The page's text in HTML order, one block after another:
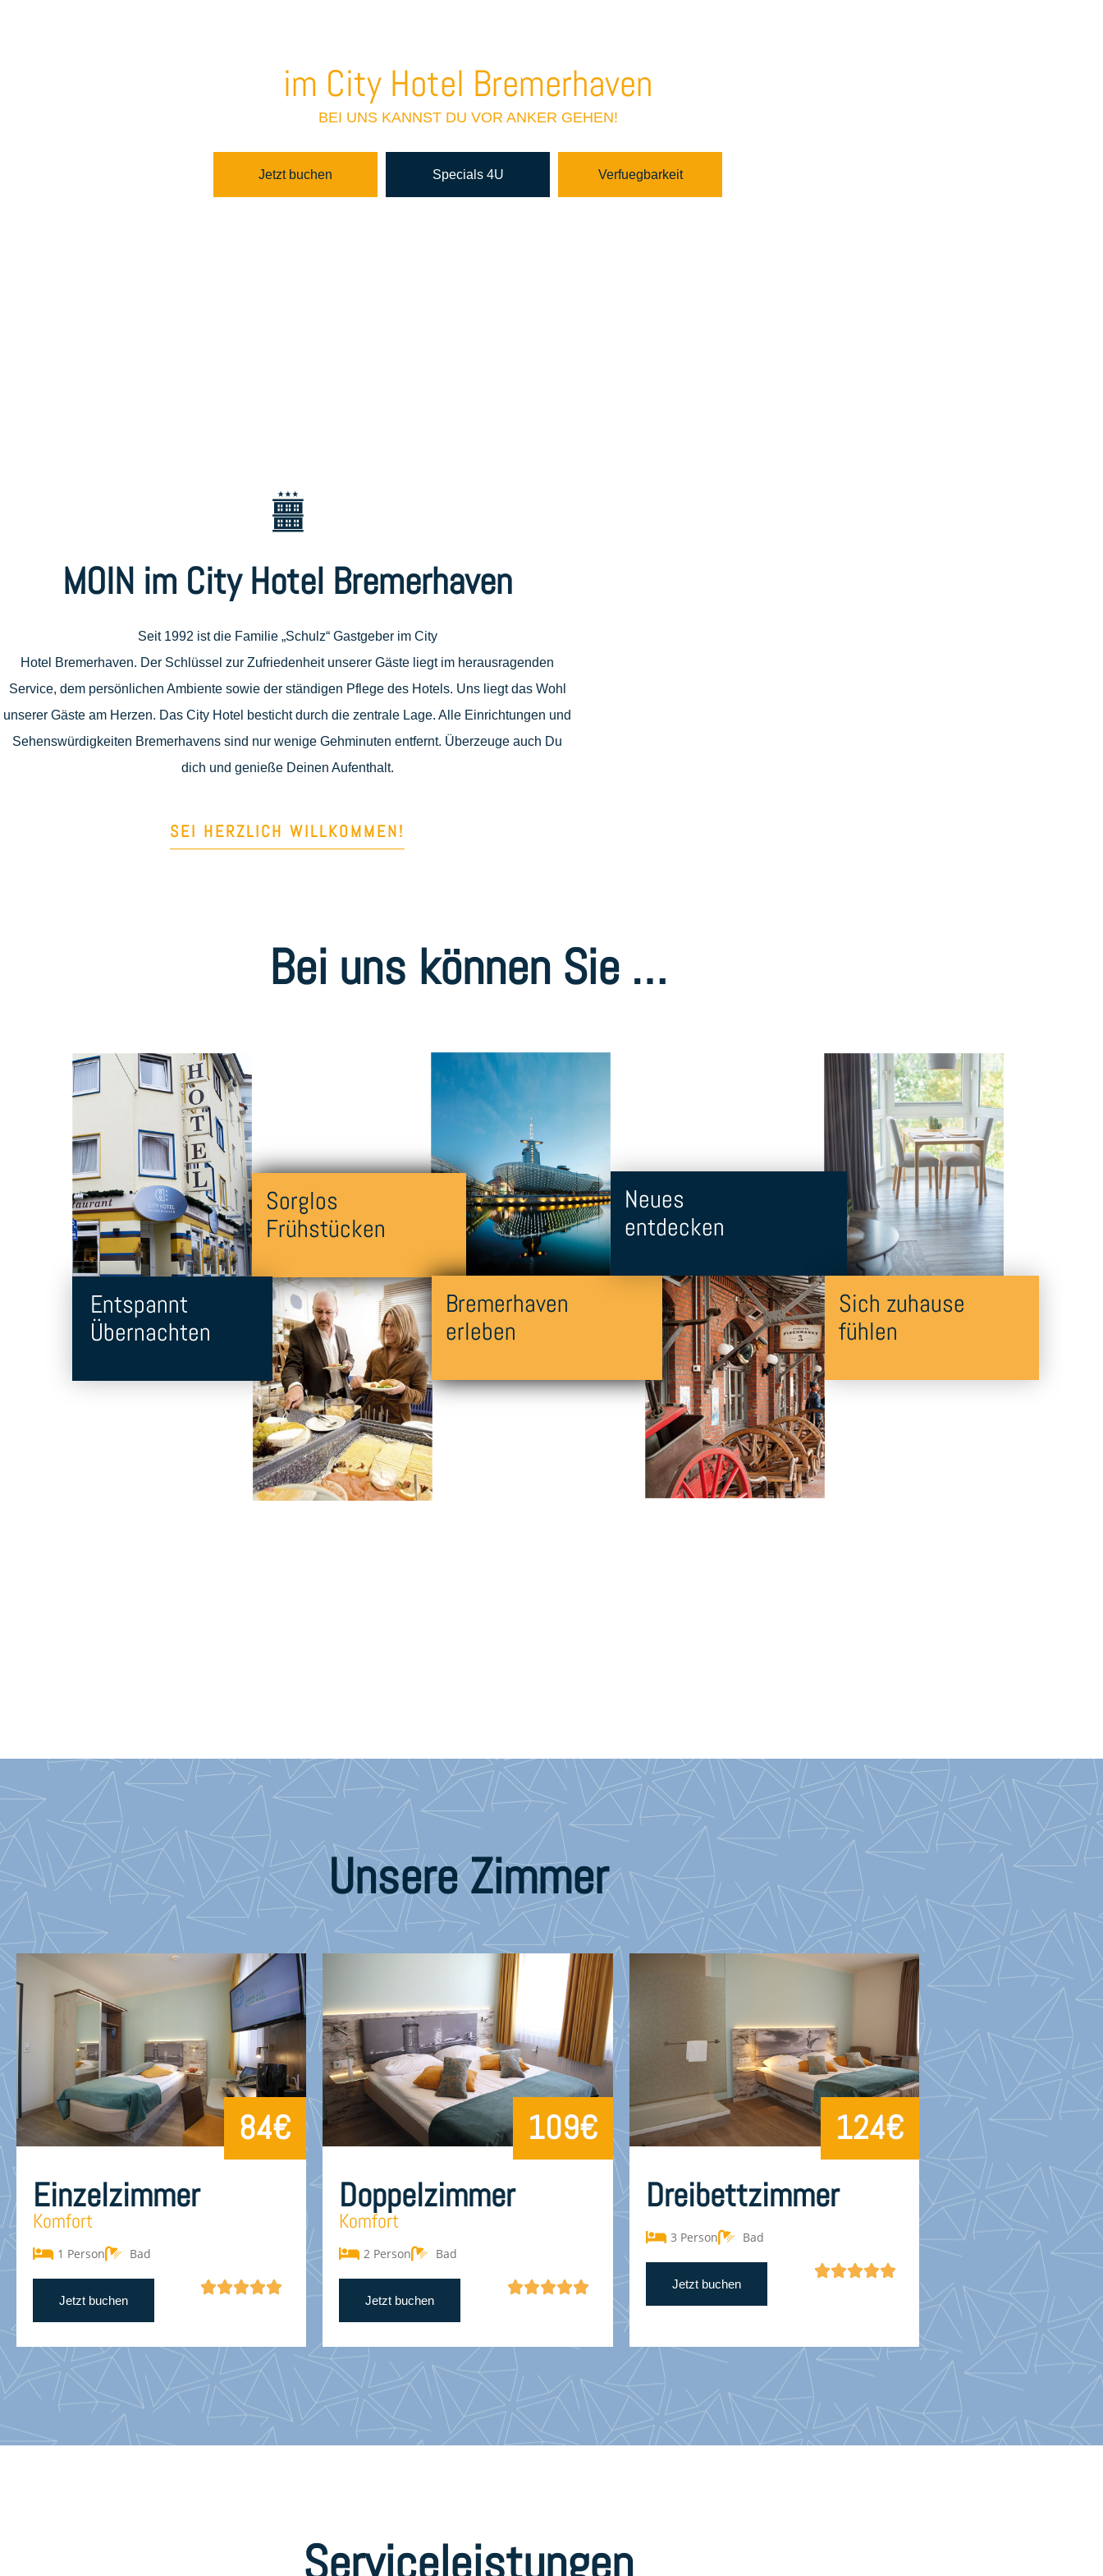
im City Hotel Bremerhaven
BEI UNS KANNST DU VOR ANKER GEHEN!
Jetzt buchen Specials 4U Verfuegbarkeit
MOIN im City Hotel Bremerhaven
Seit 1992 ist die Familie „Schulz“ Gastgeber im City
Hotel Bremerhaven. Der Schlüssel zur Zufriedenheit unserer Gäste liegt im herausragenden
Service, dem persönlichen Ambiente sowie der ständigen Pflege des Hotels. Uns liegt das Wohl
unserer Gäste am Herzen. Das City Hotel besticht durch die zentrale Lage. Alle Einrichtungen und
Sehenswürdigkeiten Bremerhavens sind nur wenige Gehminuten entfernt. Überzeuge auch Du
dich und genieße Deinen Aufenthalt.
SEI HERZLICH WILLKOMMEN!
Bei uns können Sie …
Sich zuhause
fühlen
Neues
entdecken
Bremerhaven
erleben
Entspannt
Übernachten
Sorglos
Frühstücken
Unsere Zimmer
84€
Einzelzimmer
Komfort
1 Person Bad
Jetzt buchen

109€
Doppelzimmer
Komfort
2 Person Bad
Jetzt buchen

124€
Dreibettzimmer
3 Person Bad
Jetzt buchen
